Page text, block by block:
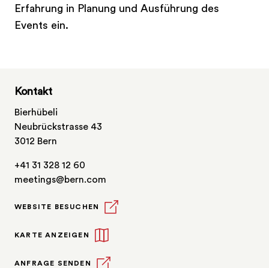
Erfahrung in Planung und Ausführung des
Events ein.
Kontakt
Bierhübeli
Neubrückstrasse 43
3012 Bern
+41 31 328 12 60
meetings@bern.com
WEBSITE BESUCHEN
KARTE ANZEIGEN
ANFRAGE SENDEN